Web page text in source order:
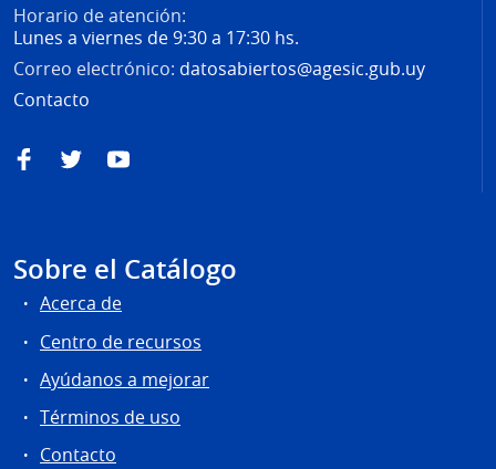
Horario de atención:
Lunes a viernes de 9:30 a 17:30 hs.
Correo electrónico: datosabiertos@agesic.gub.uy
Contacto
FacebookTwitterYouTube
Sobre el Catálogo
Acerca de
Centro de recursos
Ayúdanos a mejorar
Términos de uso
Contacto